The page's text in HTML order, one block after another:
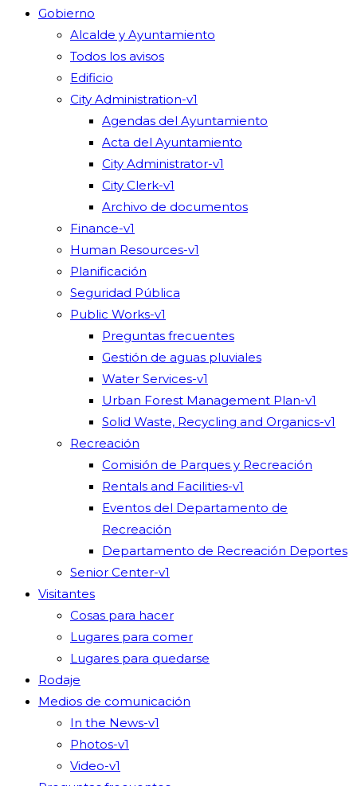
Gobierno
Alcalde y Ayuntamiento
Todos los avisos
Edificio
City Administration-v1
Agendas del Ayuntamiento
Acta del Ayuntamiento
City Administrator-v1
City Clerk-v1
Archivo de documentos
Finance-v1
Human Resources-v1
Planificación
Seguridad Pública
Public Works-v1
Preguntas frecuentes
Gestión de aguas pluviales
Water Services-v1
Urban Forest Management Plan-v1
Solid Waste, Recycling and Organics-v1
Recreación
Comisión de Parques y Recreación
Rentals and Facilities-v1
Eventos del Departamento de
Recreación
Departamento de Recreación Deportes
Senior Center-v1
Visitantes
Cosas para hacer
Lugares para comer
Lugares para quedarse
Rodaje
Medios de comunicación
In the News-v1
Photos-v1
Video-v1